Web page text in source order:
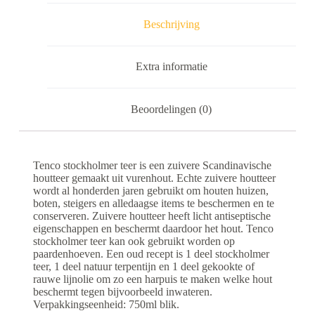
Beschrijving
Extra informatie
Beoordelingen (0)
Tenco stockholmer teer is een zuivere Scandinavische
houtteer gemaakt uit vurenhout. Echte zuivere houtteer
wordt al honderden jaren gebruikt om houten huizen,
boten, steigers en alledaagse items te beschermen en te
conserveren. Zuivere houtteer heeft licht antiseptische
eigenschappen en beschermt daardoor het hout. Tenco
stockholmer teer kan ook gebruikt worden op
paardenhoeven. Een oud recept is 1 deel stockholmer
teer, 1 deel natuur terpentijn en 1 deel gekookte of
rauwe lijnolie om zo een harpuis te maken welke hout
beschermt tegen bijvoorbeeld inwateren.
Verpakkingseenheid: 750ml blik.